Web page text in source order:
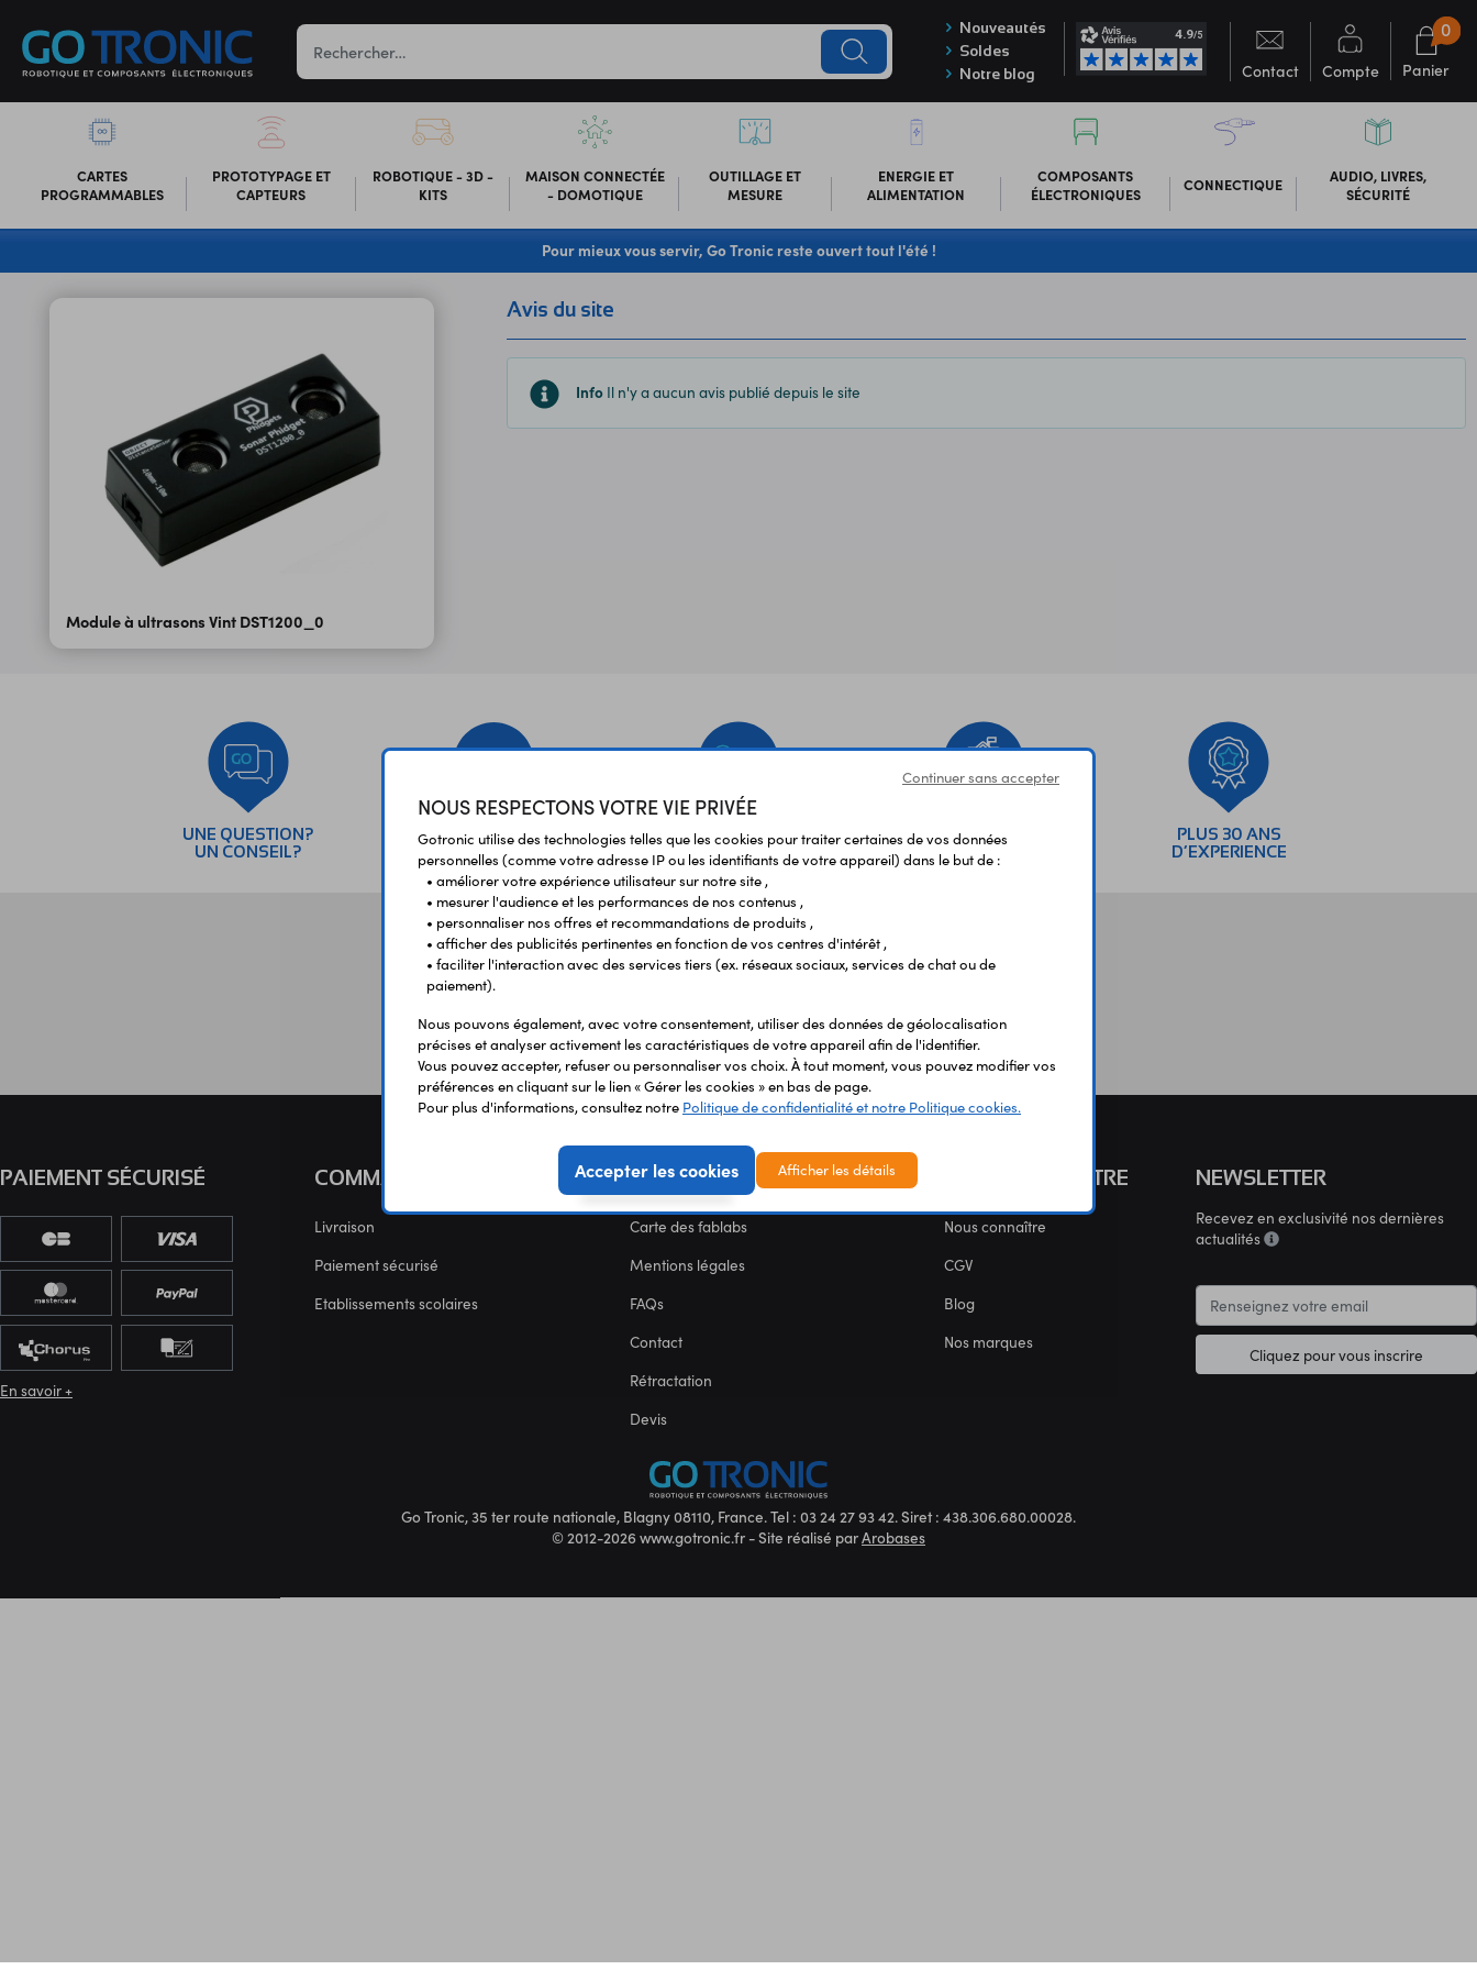
Nouveautés
Soldes
Notre blog
Contact Compte Panier
0
CARTES
PROGRAMMABLES
PROTOTYPAGE ET
CAPTEURS
ROBOTIQUE - 3D -
KITS
MAISON CONNECTÉE
- DOMOTIQUE
OUTILLAGE ET
MESURE
ENERGIE ET
ALIMENTATION
COMPOSANTS
ÉLECTRONIQUES
CONNECTIQUE
AUDIO, LIVRES,
SÉCURITÉ
Pour mieux vous servir, Go Tronic reste ouvert tout l'été !
Module à ultrasons Vint DST1200_0
Avis du site
Info Il n'y a aucun avis publié depuis le site
UNE QUESTION?
UN CONSEIL?
PAIEMENT
SÉCURISÉ
LIVRAISON
RAPIDE
ÉTABLISSEMENTS
SCOLAIRES
PLUS 30 ANS
D’EXPERIENCE
Vos aviset témoignages
COMMANDE
Livraison
Paiement sécurisé
Etablissements scolaires
SERVICES
Carte des fablabs
Mentions légales
FAQs
Contact
Rétractation
Devis
NOUS CONNAÎTRE
Nous connaître
CGV
Blog
Nos marques
NEWSLETTER
Recevez en exclusivité nos dernières
actualités
Cliquez pour vous inscrire
PAIEMENT SÉCURISÉ
En savoir +
Go Tronic, 35 ter route nationale, Blagny 08110, France. Tel : 03 24 27 93 42. Siret : 438.306.680.00028.
© 2012-2026 www.gotronic.fr - Site réalisé parArobases
Continuer sans accepter
NOUS RESPECTONS VOTRE VIE PRIVÉE
Gotronic utilise des technologies telles que les cookies pour traiter certaines de vos données
personnelles (comme votre adresse IP ou les identifiants de votre appareil) dans le but de :
• améliorer votre expérience utilisateur sur notre site ,
• mesurer l'audience et les performances de nos contenus ,
• personnaliser nos offres et recommandations de produits ,
• afficher des publicités pertinentes en fonction de vos centres d'intérêt ,
• faciliter l'interaction avec des services tiers (ex. réseaux sociaux, services de chat ou de
paiement).
Nous pouvons également, avec votre consentement, utiliser des données de géolocalisation
précises et analyser activement les caractéristiques de votre appareil afin de l'identifier.
Vous pouvez accepter, refuser ou personnaliser vos choix. À tout moment, vous pouvez modifier vos
préférences en cliquant sur le lien « Gérer les cookies » en bas de page.
Pour plus d'informations, consultez notre Politique de confidentialité et notre Politique cookies.
Accepter les cookies Afficher les détails